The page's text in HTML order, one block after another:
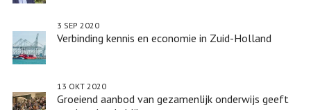
Verbinding kennis en economie in Zuid-Holland
3 SEP 2020
Groeiend aanbod van gezamenlijk onderwijs geeft
13 OKT 2020